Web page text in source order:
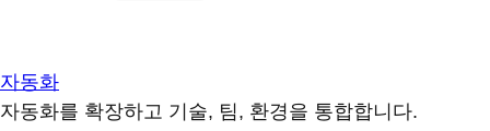
자동화
자동화를 확장하고 기술, 팀, 환경을 통합합니다.